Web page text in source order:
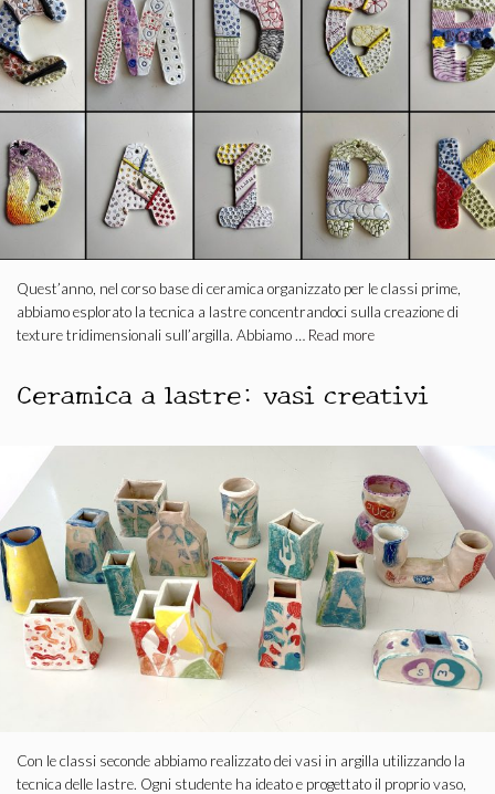
Quest’anno, nel corso base di ceramica organizzato per le classi prime,
abbiamo esplorato la tecnica a lastre concentrandoci sulla creazione di
texture tridimensionali sull’argilla. Abbiamo … Read more
Ceramica a lastre: vasi creativi
Con le classi seconde abbiamo realizzato dei vasi in argilla utilizzando la
tecnica delle lastre. Ogni studente ha ideato e progettato il proprio vaso,